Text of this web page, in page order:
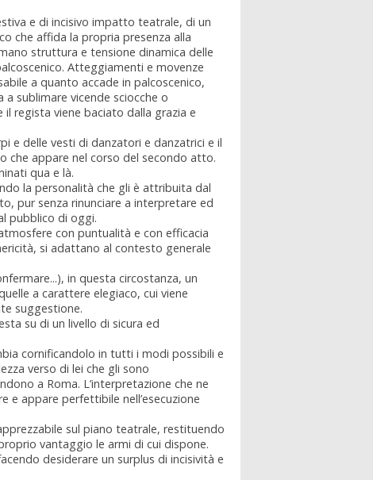
e di incisivo impatto teatrale, di un
che affida la propria presenza alla
struttura e tensione dinamica delle
Atteggiamenti e movenze
a quanto accade in palcoscenico,
a sublimare vicende sciocche o
regista viene baciato dalla grazia e
e delle vesti di danzatori e danzatrici e il
che appare nel corso del secondo atto.
qua e là.
la personalità che gli è attribuita dal
pur senza rinunciare a interpretare ed
pubblico di oggi.
con puntualità e con efficacia
si adattano al contesto generale
in questa circostanza, un
a carattere elegiaco, cui viene
suggestione.
su di un livello di sicura ed
cornificandolo in tutti i modi possibili e
verso di lei che gli sono
a Roma. L’interpretazione che ne
e appare perfettibile nell’esecuzione
sul piano teatrale, restituendo
vantaggio le armi di cui dispone.
desiderare un surplus di incisività e